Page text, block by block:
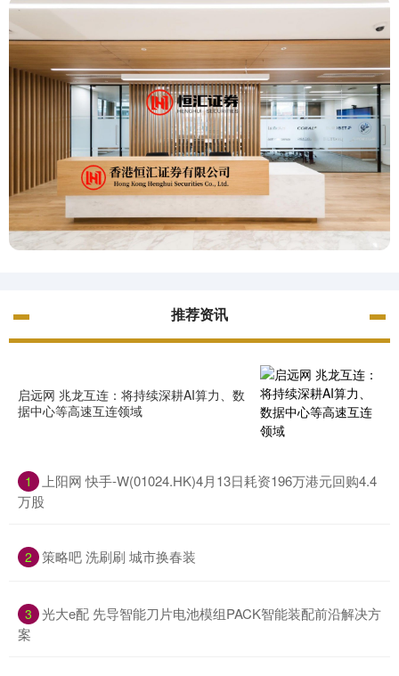
推荐资讯
启远网 兆龙互连：将持续深耕AI算力、数
据中心等高速互连领域
1
上阳网 快手-W(01024.HK)4月13日耗资196万港元回购4.4
万股
2 策略吧 洗刷刷 城市换春装
3 光大e配 先导智能刀片电池模组PACK智能装配前沿解决方
案